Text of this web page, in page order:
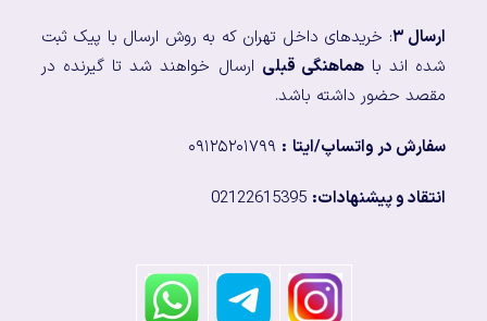
ارسال ۳
: خریدهای داخل تهران که به روش ارسال با پیک ثبت
شده اند باهماهنگی قبلی ارسال خواهند شد تا گیرنده در
مقصد حضور داشته باشد.
سفارش در واتساپ/ایتا :
انتقاد و پیشنهادات: